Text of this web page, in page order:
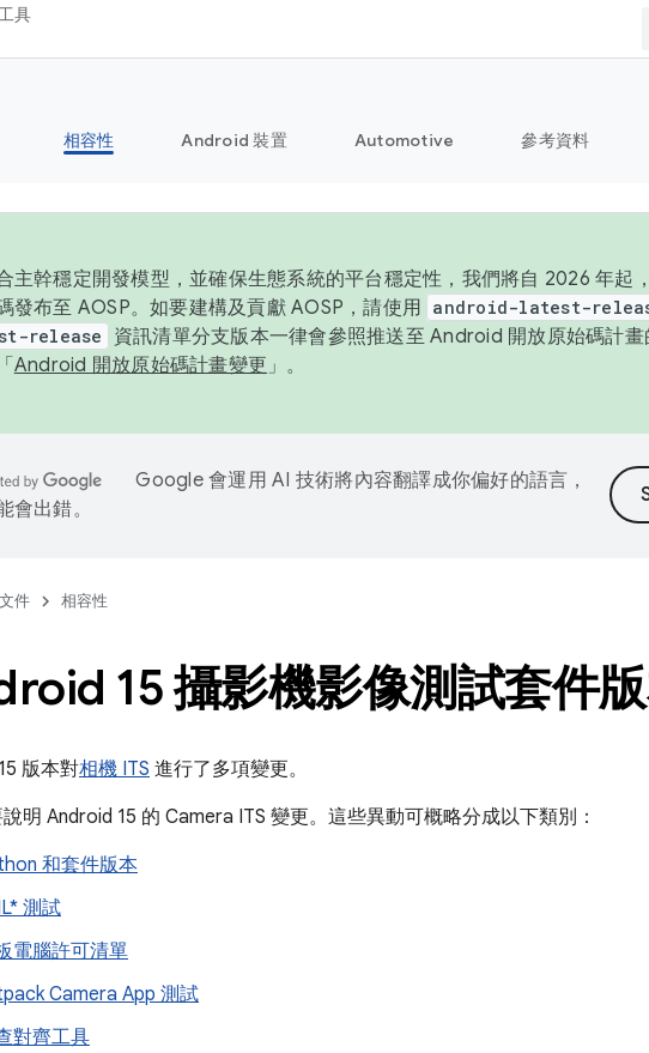
具
相容性 Android 裝置 Automotive 參考資料
主幹穩定開發模型，並確保生態系統的平台穩定性，我們將自 2026 年起
發布至 AOSP。如要建構及貢獻 AOSP，請使用 android-latest-
release
資訊清單分支版本一律會參照推送至 Android 開放原始碼計
Android 開放原始碼計畫變更 」。
Google 會運用 AI 技術將內容翻譯成你偏好的語言，
會出錯。
文件 相容性
15 攝影機影像測試套件
版本對相機 ITS 進行了多項變更。
明 Android 15 的 Camera ITS 變更。這些異動可概略分成以下類別：
和套件版本
測試
電腦許可清單
Camera App 測試
對齊工具